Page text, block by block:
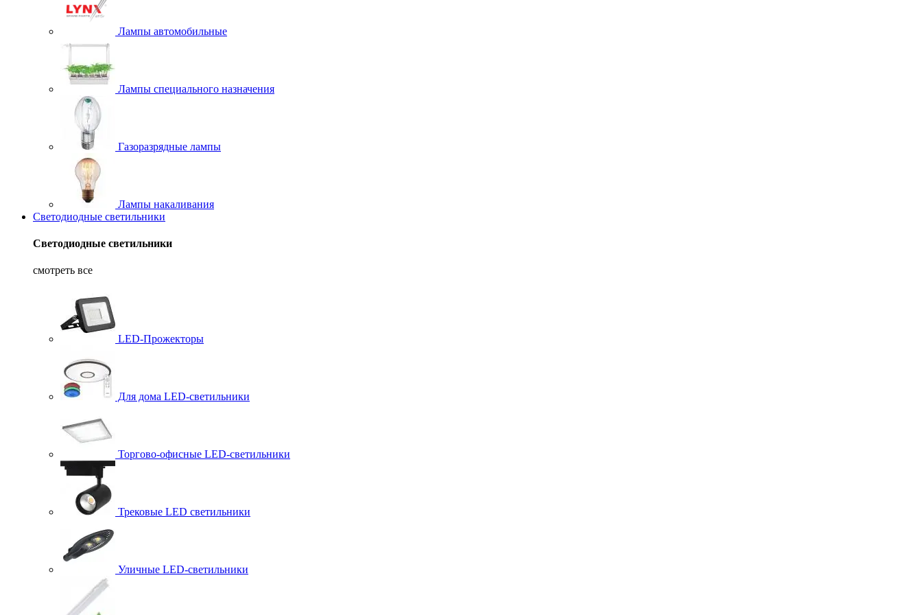
Лампы автомобильные
Лампы специального назначения
Газоразрядные лампы
Лампы накаливания
Светодиодные светильники
Светодиодные светильники
смотреть все
LED-Прожекторы
Для дома LED-светильники
Торгово-офисные LED-светильники
Трековые LED светильники
Уличные LED-светильники